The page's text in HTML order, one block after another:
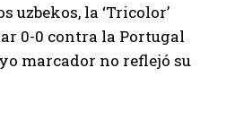
uzbekos, la ‘Tricolor’
0-0 contra la Portugal
marcador no reflejó su